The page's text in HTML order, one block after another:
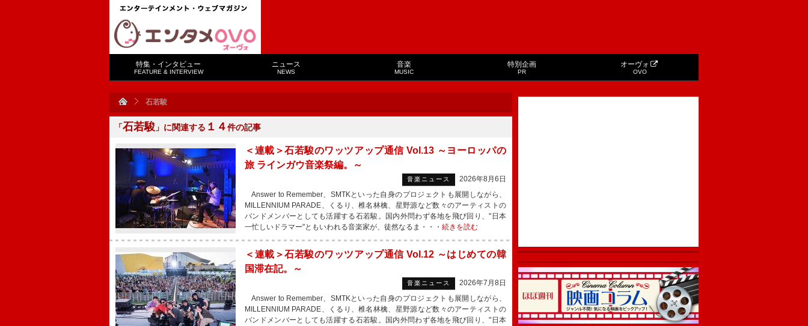
特集・インタビュー
FEATURE & INTERVIEW
ニュース
NEWS
音楽
MUSIC
特別企画
PR
オーヴォ
OVO
石若駿
「石若駿 」に関連する １４件の記事
＜連載＞石若駿のワッツアップ通信 Vol.13 ～ヨーロッパの
旅 ラインガウ音楽祭編。～
音楽ニュース
2026年8月6日
Answer to Remember、SMTKといった自身のプロジェクトも展開しながら、
MILLENNIUM PARADE、くるり、椎名林檎、星野源など数々のアーティストの
バンドメンバーとしても活躍する石若駿。国内外問わず各地を飛び回り、"日本
一忙しいドラマー"ともいわれる音楽家が、徒然なるま・・・ 続きを読む
＜連載＞石若駿のワッツアップ通信 Vol.12 ～はじめての韓
国滞在記。～
音楽ニュース
2026年7月8日
Answer to Remember、SMTKといった自身のプロジェクトも展開しながら、
MILLENNIUM PARADE、くるり、椎名林檎、星野源など数々のアーティストの
バンドメンバーとしても活躍する石若駿。国内外問わず各地を飛び回り、"日本